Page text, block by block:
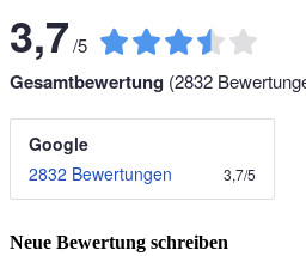
3,7/5
Gesamtbewertung (2832
Google
2832 Bewertungen
3,7/5
Neue Bewertung schreiben